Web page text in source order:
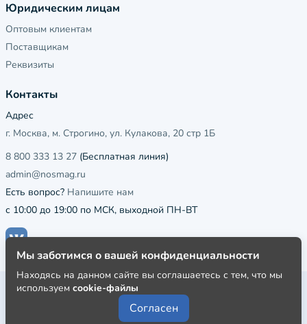
Юридическим лицам
Оптовым клиентам
Поставщикам
Реквизиты
Контакты
Адрес
г. Москва, м. Строгино, ул. Кулакова, 20 стр 1Б
8 800 333 13 27 (Бесплатная линия)
admin@nosmag.ru
Есть вопрос? Напишите нам
с 10:00 до 19:00 по МСК, выходной ПН-ВТ
Публичная оферта
Пользовательское соглашение
Мы заботимся о вашей конфиденциальности
Находясь на данном сайте вы соглашаетесь с тем, что мы
используем cookie-файлы
Согласен